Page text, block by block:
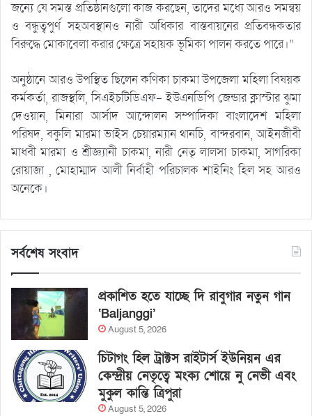
জন্যে যে সমস্ত প্রতিষ্ঠানগুলো কাজ করছেন, তাদের মধ্যে আরও সমন্বয়
ও বন্ধুত্বপুর্ণ সহঅবস্থানও নারী অধিকার বাস্তবায়নের প্রতিবন্ধকতার
বিরুদ্ধে মোকাবেলা করার ক্ষেত্রে সহায়ক ভূমিকা পালন করতে পারে।”
অনুষ্ঠানে আরও উপস্থিত ছিলেন কণিকা চাকমা উপজেলা মহিলা বিষয়ক
কর্মকর্তা, রাজস্থলি, সিএইচটিডিএফ- ইউএনডিপি জেন্ডার ক্লাস্টার ঝুমা
দেওয়ান, মিনারা আর্সাদ আন্দোলন সম্পাদিকা বাংলাদেশ মহিলা
পরিষদ, বকুলি মারমা ভাইস চেয়ারম্যান থানচি, বান্দরবান, আইনজীবী
মাধবী মারমা ও শ্রীজ্ঞ্যানী চাকমা, নারী নেতৃ লালসা চাকমা, সাগরিকা
রোয়াজা , মোহাম্মাদ আলী নির্বাহী পরিচালক শাইনিং হিল সহ আরও
অনেকে।
সর্বশেষ সংবাদ
প্রকাশিত হতে যাচ্ছে দি রাবুগার নতুন গান
‘Baljanggi’
August 5, 2026
চিটাগং হিল ট্রাক্টস রাইটার্স ইউনিয়ন এর
কেন্দ্রীয় নেতৃত্বে মংক্য শোয়ে নু নেভী এবং
মুকুল কান্তি ত্রিপুরা
August 5, 2026